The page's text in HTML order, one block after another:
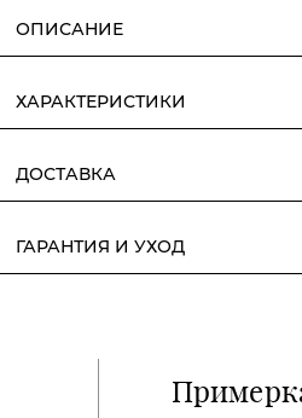
ОПИСАНИЕ
ХАРАКТЕРИСТИКИ
ДОСТАВКА
ГАРАНТИЯ И УХОД